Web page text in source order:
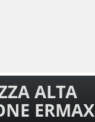
ALTA
ERMAX